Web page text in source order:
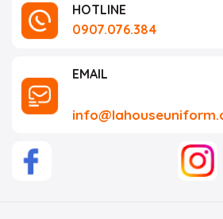
HOTLINE
0907.076.384
EMAIL